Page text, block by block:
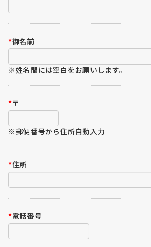
*御名前
※姓名間には空白をお願いします。
*〒
※郵便番号から住所自動入力
*住所
*電話番号